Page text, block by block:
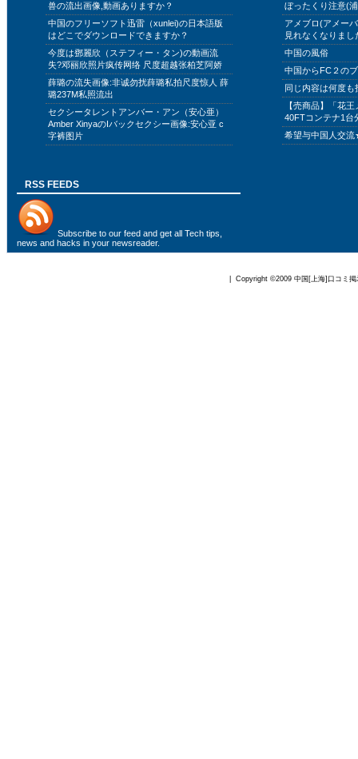
兽の流出画像,動画ありますか？
中国のフリーソフト迅雷（xunlei)の日本語版
はどこでダウンロードできますか？
今度は鄧麗欣（ステフィー・タン)の動画流
失?邓丽欣照片疯传网络 尺度超越张柏芝阿娇
薛璐の流失画像:非诚勿扰薛璐私拍尺度惊人 薛
璐237M私照流出
セクシータレントアンバー・アン（安心亜）
Amber XinyaのIバックセクシー画像:安心亚 c
字裤图片
ぼったくり注意(
アメブロ(アメー
見れなくなりまし
中国の風俗
中国からFC２の
同じ内容は何度
【売商品】「花
40FTコンテナ1台
希望与中国人交
RSS FEEDS
Subscribe to our feed and get all Tech tips,
news and hacks in your newsreader.
| Copyright ©2009 中国[上海]口コミ掲